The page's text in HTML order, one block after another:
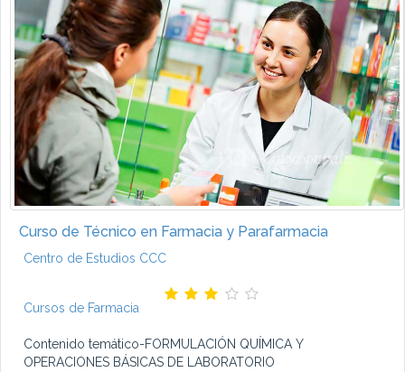
Curso de Técnico en Farmacia y Parafarmacia
Centro de Estudios CCC
Cursos de Farmacia
Contenido temático-FORMULACIÓN QUÍMICA Y
OPERACIONES BÁSICAS DE LABORATORIO